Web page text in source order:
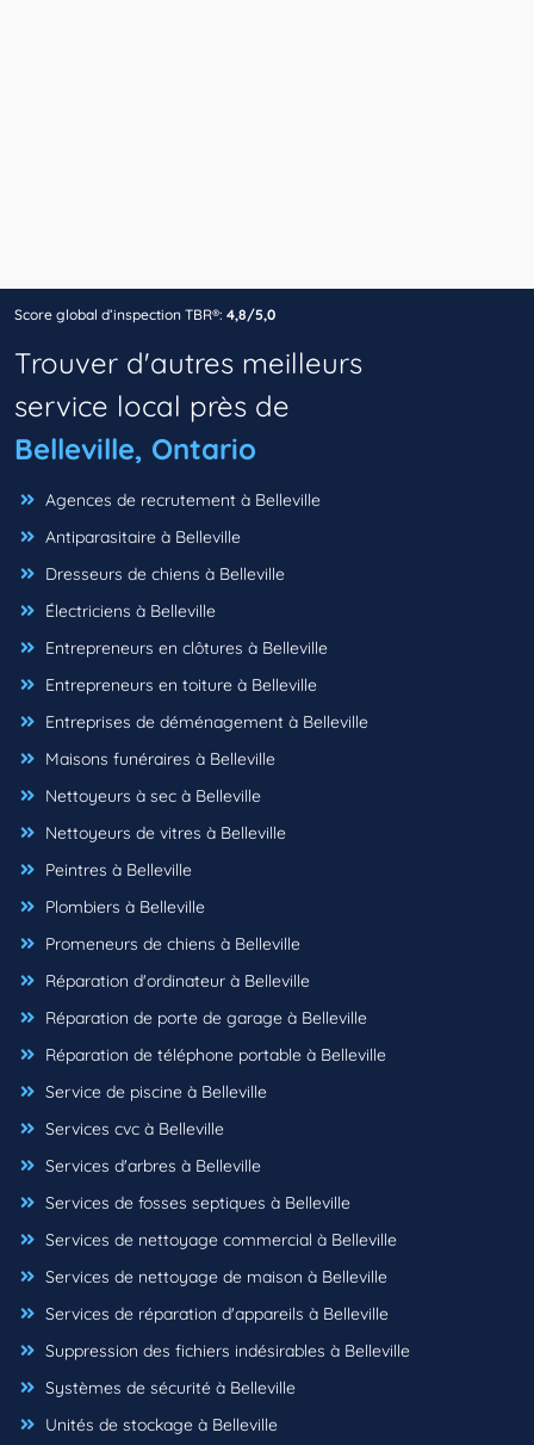
Score global d’inspection TBR®: 4,8/5,0
Trouver d'autres meilleurs
service local près de
Belleville, Ontario
Agences de recrutement à Belleville
Antiparasitaire à Belleville
Dresseurs de chiens à Belleville
Électriciens à Belleville
Entrepreneurs en clôtures à Belleville
Entrepreneurs en toiture à Belleville
Entreprises de déménagement à Belleville
Maisons funéraires à Belleville
Nettoyeurs à sec à Belleville
Nettoyeurs de vitres à Belleville
Peintres à Belleville
Plombiers à Belleville
Promeneurs de chiens à Belleville
Réparation d'ordinateur à Belleville
Réparation de porte de garage à Belleville
Réparation de téléphone portable à Belleville
Service de piscine à Belleville
Services cvc à Belleville
Services d'arbres à Belleville
Services de fosses septiques à Belleville
Services de nettoyage commercial à Belleville
Services de nettoyage de maison à Belleville
Services de réparation d'appareils à Belleville
Suppression des fichiers indésirables à Belleville
Systèmes de sécurité à Belleville
Unités de stockage à Belleville